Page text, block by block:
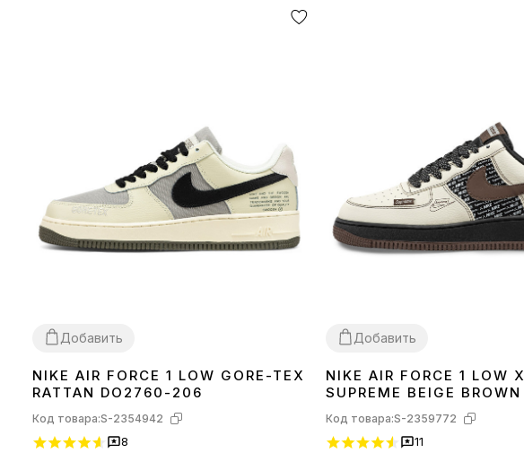
Добавить
40
NIKE AIR FORCE 1 LOW GORE-TEX
RATTAN DO2760-206
Код товара:S-2354942
8
Добавить
4345
NIKE AIR FORCE 1 LOW X
SUPREME BEIGE BROWN
Код товара:S-2359772
11